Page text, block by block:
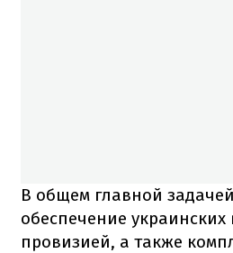
В общем главной
обеспечение
провизией, а также